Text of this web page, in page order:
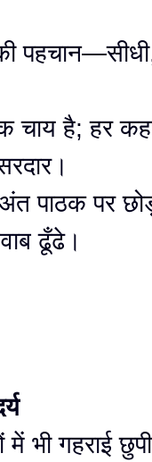
चाय है; हर
पाठक पर
ढूँढे।
में भी गहराई